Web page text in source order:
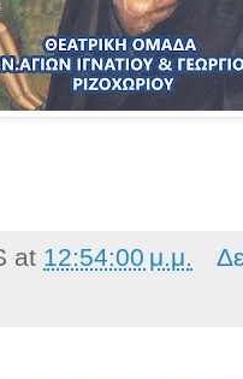
at 12:54:00 μ.μ.